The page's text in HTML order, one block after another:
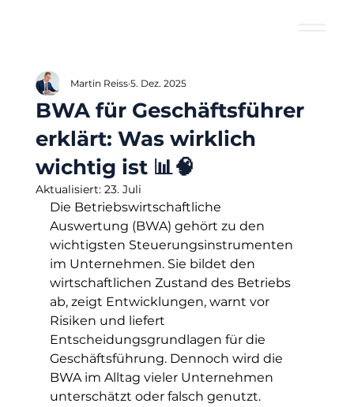
BWA für Geschäftsführer
erklärt: Was wirklich
wichtig ist 📊🧠
Martin Reiss 5. Dez. 2025
Aktualisiert: 23. Juli
Die Betriebswirtschaftliche
Auswertung (BWA) gehört zu den
wichtigsten Steuerungsinstrumenten
im Unternehmen. Sie bildet den
wirtschaftlichen Zustand des Betriebs
ab, zeigt Entwicklungen, warnt vor
Risiken und liefert
Entscheidungsgrundlagen für die
Geschäftsführung. Dennoch wird die
BWA im Alltag vieler Unternehmen
unterschätzt oder falsch genutzt.